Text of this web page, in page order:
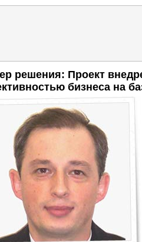
решения: Проект
бизнеса на